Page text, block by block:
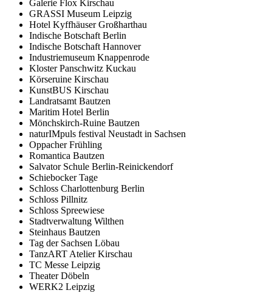
Galerie Flox Kirschau
GRASSI Museum Leipzig
Hotel Kyffhäuser Großharthau
Indische Botschaft Berlin
Indische Botschaft Hannover
Industriemuseum Knappenrode
Kloster Panschwitz Kuckau
Körseruine Kirschau
KunstBUS Kirschau
Landratsamt Bautzen
Maritim Hotel Berlin
Mönchskirch-Ruine Bautzen
naturIMpuls festival Neustadt in Sachsen
Oppacher Frühling
Romantica Bautzen
Salvator Schule Berlin-Reinickendorf
Schiebocker Tage
Schloss Charlottenburg Berlin
Schloss Pillnitz
Schloss Spreewiese
Stadtverwaltung Wilthen
Steinhaus Bautzen
Tag der Sachsen Löbau
TanzART Atelier Kirschau
TC Messe Leipzig
Theater Döbeln
WERK2 Leipzig